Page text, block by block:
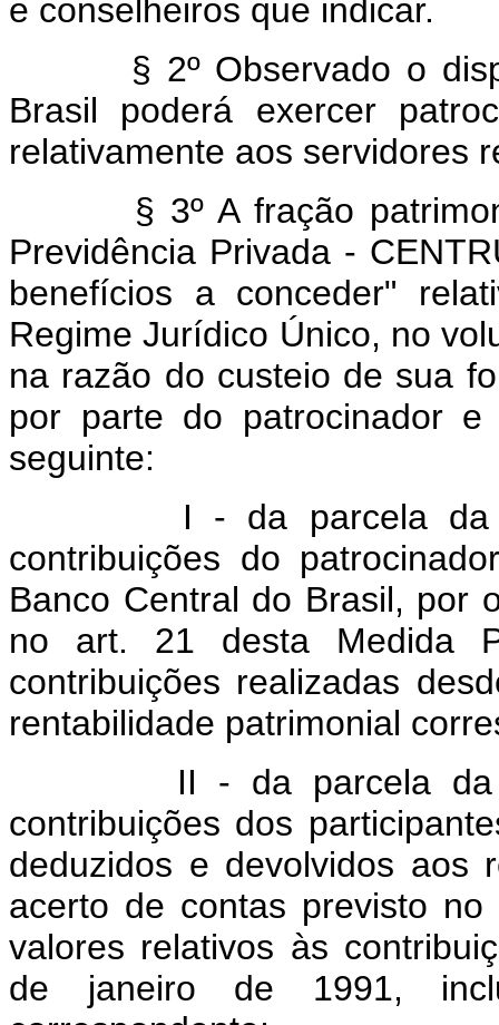
e conselheiros que indicar.
§ 2º Observado o
Brasil poderá exercer
relativamente aos servidores
§ 3º A fração
Previdência Privada -
benefícios a conceder"
Regime Jurídico Único, no
na razão do custeio de sua
por parte do patrocinador
seguinte:
I - da parcela da
contribuições do
Banco Central do Brasil, por
no art. 21 desta Medida
contribuições realizadas
rentabilidade patrimonial
II - da parcela da
contribuições dos
deduzidos e devolvidos aos
acerto de contas previsto
valores relativos às
de janeiro de 1991,